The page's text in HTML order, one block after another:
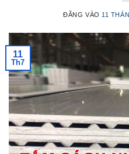
ĐĂNG VÀO 11
11
Th7